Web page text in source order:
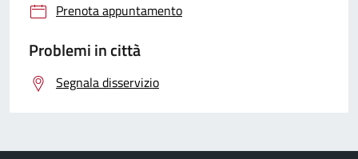
Prenota appuntamento
Problemi in città
Segnala disservizio